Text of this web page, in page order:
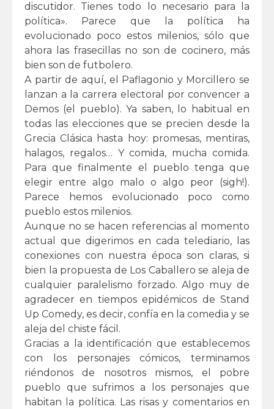
discutidor. Tienes todo lo necesario para la
política». Parece que la política ha
evolucionado poco estos milenios, sólo que
ahora las frasecillas no son de cocinero, más
bien son de futbolero.
A partir de aquí, el Paflagonio y Morcillero se
lanzan a la carrera electoral por convencer a
Demos (el pueblo). Ya saben, lo habitual en
todas las elecciones que se precien desde la
Grecia Clásica hasta hoy: promesas, mentiras,
halagos, regalos… Y comida, mucha comida.
Para que finalmente el pueblo tenga que
elegir entre algo malo o algo peor (sigh!).
Parece hemos evolucionado poco como
pueblo estos milenios.
Aunque no se hacen referencias al momento
actual que digerimos en cada telediario, las
conexiones con nuestra época son claras, si
bien la propuesta de Los Caballero se aleja de
cualquier paralelismo forzado. Algo muy de
agradecer en tiempos epidémicos de Stand
Up Comedy, es decir, confía en la comedia y se
aleja del chiste fácil.
Gracias a la identificación que establecemos
con los personajes cómicos, terminamos
riéndonos de nosotros mismos, el pobre
pueblo que sufrimos a los personajes que
habitan la política. Las risas y comentarios en